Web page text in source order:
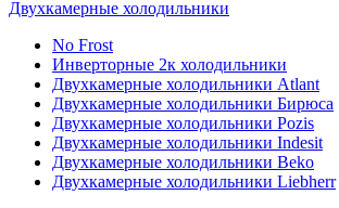
Двухкамерные холодильники
No Frost
Инверторные 2к холодильники
Двухкамерные холодильники Atlant
Двухкамерные холодильники Бирюса
Двухкамерные холодильники Pozis
Двухкамерные холодильники Indesit
Двухкамерные холодильники Beko
Двухкамерные холодильники Liebherr